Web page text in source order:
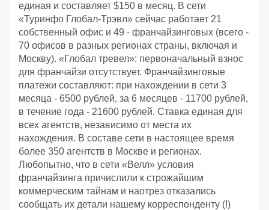
единая и составляет $150 в месяц. В сети
«Туринфо Глобал-Трэвл» сейчас работает 21
собственный офис и 49 - франчайзинговых (всего -
70 офисов в разных регионах страны, включая и
Москву). «Глобал тревел»: первоначальный взнос
для франчайзи отсутствует. Франчайзинговые
платежи составляют: при нахождении в сети 3
месяца - 6500 рублей, за 6 месяцев - 11700 рублей,
в течение года - 21600 рублей. Ставка единая для
всех агентств, независимо от места их
нахождения. В составе сети в настоящее время
более 350 агентств в Москве и регионах.
Любопытно, что в сети «Велл» условия
франчайзинга причислили к строжайшим
коммерческим тайнам и наотрез отказались
сообщать их детали нашему корреспонденту (!)